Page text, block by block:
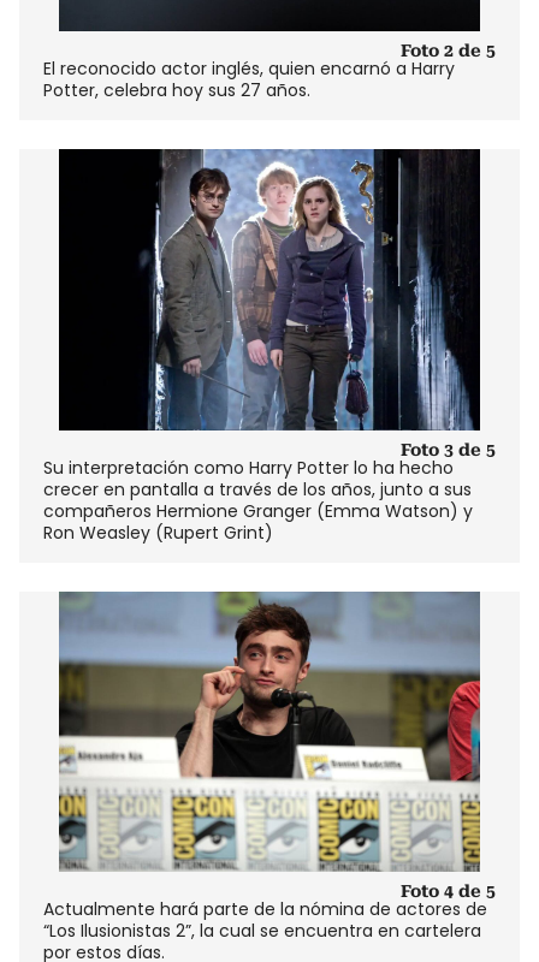
El reconocido actor inglés, quien encarnó a Harry
Potter, celebra hoy sus 27 años.
Foto 2 de 5
Su interpretación como Harry Potter lo ha hecho
crecer en pantalla a través de los años, junto a sus
compañeros Hermione Granger (Emma Watson) y
Ron Weasley (Rupert Grint)
Foto 3 de 5
Actualmente hará parte de la nómina de actores de
“Los Ilusionistas 2”, la cual se encuentra en cartelera
por estos días.
Foto 4 de 5